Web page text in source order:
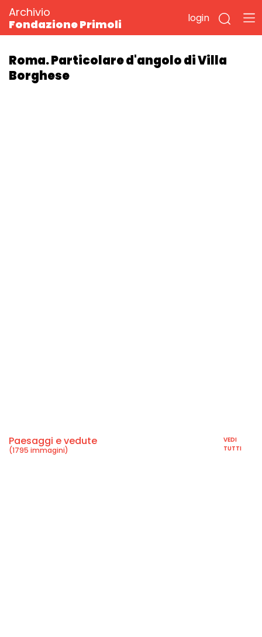
Archivio
Fondazione Primoli
login
Roma. Particolare d'angolo di Villa
Borghese
Paesaggi e vedute
(1795 immagini)
VEDI
TUTTI